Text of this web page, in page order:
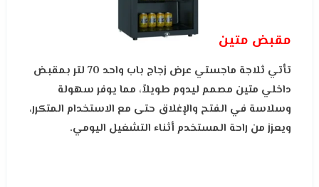
مقبض متين
تأتي ثلاجة ماجستي عرض زجاج باب واحد 70 لتر بمقبض
داخلي متين مصمم ليدوم طويلاً، مما يوفر سهولة
وسلاسة في الفتح والإغلاق حتى مع الاستخدام المتكرر،
ويعزز من راحة المستخدم أثناء التشغيل اليومي.